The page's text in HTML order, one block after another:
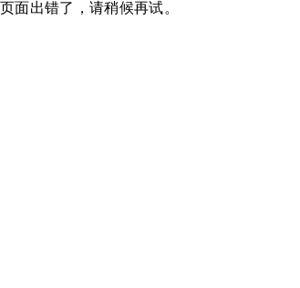
页面出错了，请稍候再试。